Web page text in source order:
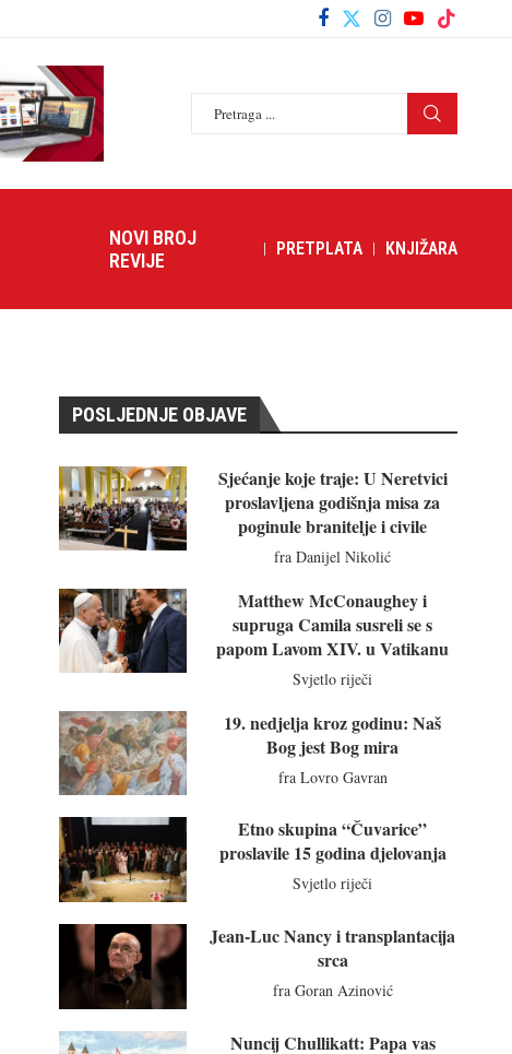
NOVI BROJ
REVIJE
PRETPLATA KNJIŽARA
POSLJEDNJE OBJAVE
Sjećanje koje traje: U Neretvici
proslavljena godišnja misa za
poginule branitelje i civile
fra Danijel Nikolić
Matthew McConaughey i
supruga Camila susreli se s
papom Lavom XIV. u Vatikanu
Svjetlo riječi
19. nedjelja kroz godinu: Naš
Bog jest Bog mira
fra Lovro Gavran
Etno skupina “Čuvarice”
proslavile 15 godina djelovanja
Svjetlo riječi
Jean-Luc Nancy i transplantacija
srca
fra Goran Azinović
Nuncij Chullikatt: Papa vas